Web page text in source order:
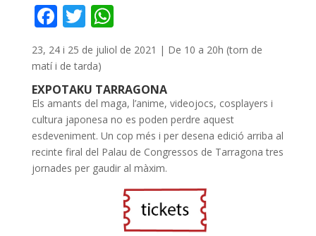
F
ac
e
b
o
o
k
T
w
itt
er
W
h
at
s
A
p
p
23, 24 i 25 de juliol de 2021 | De 10 a 20h (torn de
matí i de tarda)
EXPOTAKU TARRAGONA
Els amants del maga, l’anime, videojocs, cosplayers i
cultura japonesa no es poden perdre aquest
esdeveniment. Un cop més i per desena edició arriba al
recinte firal del Palau de Congressos de Tarragona tres
jornades per gaudir al màxim.